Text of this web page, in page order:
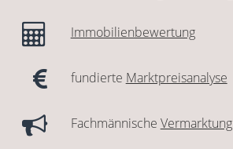
Immobilienbewertung
fundierte Marktpreisanalyse
Fachmännische Vermarktung